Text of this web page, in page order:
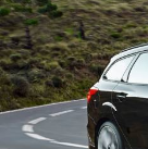
najbardziej
niezawodnych
samochodów
typu